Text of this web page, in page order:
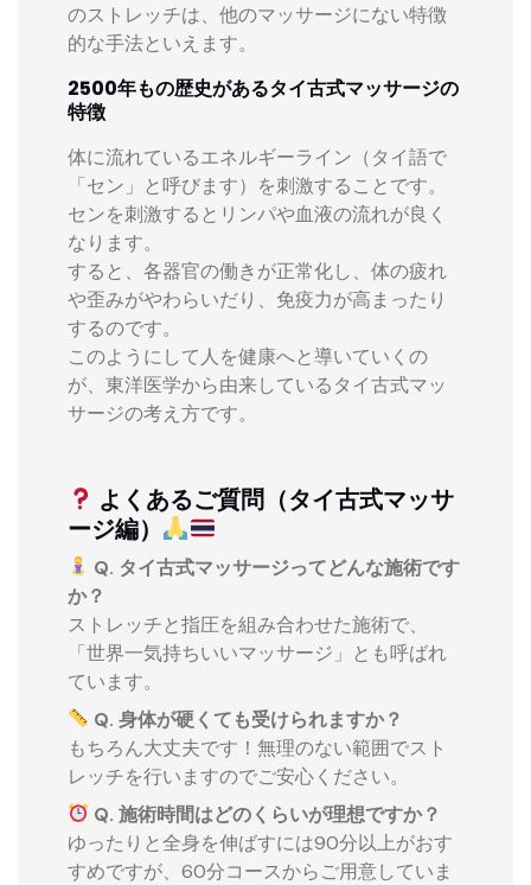
のストレッチは、他のマッサージにない特徴
的な手法といえます。
2500年もの歴史があるタイ古式マッサージの
特徴
体に流れているエネルギーライン（タイ語で
「セン」と呼びます）を刺激することです。
センを刺激するとリンパや血液の流れが良く
なります。
すると、各器官の働きが正常化し、体の疲れ
や歪みがやわらいだり、免疫力が高まったり
するのです。
このようにして人を健康へと導いていくの
が、東洋医学から由来しているタイ古式マッ
サージの考え方です。
よくあるご質問（タイ古式マッサ
ージ編）
Q. タイ古式マッサージってどんな施術です
か？
ストレッチと指圧を組み合わせた施術で、
「世界一気持ちいいマッサージ」とも呼ばれ
ています。
Q. 身体が硬くても受けられますか？
もちろん大丈夫です！無理のない範囲でスト
レッチを行いますのでご安心ください。
Q. 施術時間はどのくらいが理想ですか？
ゆったりと全身を伸ばすには90分以上がおす
すめですが、60分コースからご用意していま